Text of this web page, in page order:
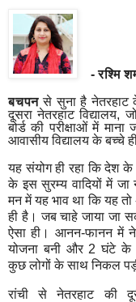
- रश्मि
बचपन से सुना है नेतरहाट
दूसरा नेतरहाट वि‍द्यालय,
बोर्ड की परीक्षाओं में
आवासीय वि‍द्यालय के बच्‍चे
यह संयोग ही रहा कि‍ देश
के इस सुरम्‍य वादि‍यों में जा
मन में यह भाव था कि‍ यह
ही है। जब चाहे जाया जा
ऐसा ही। आनन-फानन में
योजना बनी और 2 घंटे के
कुछ लोगों के साथ नि‍कल
रांची से नेतरहाट की